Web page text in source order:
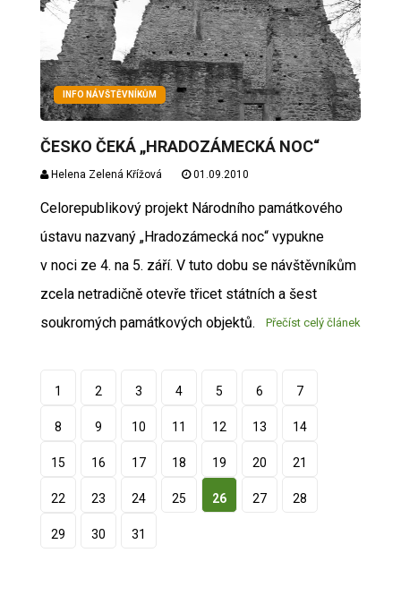
INFO NÁVŠTĚVNÍKŮM
ČESKO ČEKÁ „HRADOZÁMECKÁ NOC“
Helena Zelená Křížová 01.09.2010
Celorepublikový projekt Národního památkového
ústavu nazvaný „Hradozámecká noc“ vypukne
v noci ze 4. na 5. září. V tuto dobu se návštěvníkům
zcela netradičně otevře třicet státních a šest
soukromých památkových objektů.
Přečíst celý článek
1 2 3 4 5 6 7
8 9 10 11 12 13 14
15 16 17 18 19 20 21
22 23 24 25 26 27 28
29 30 31